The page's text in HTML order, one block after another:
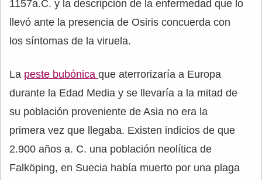
1157a.C. y la descripción de la enfermedad que lo
llevó ante la presencia de Osiris concuerda con
los síntomas de la viruela.
La peste bubónica que aterrorizaría a Europa
durante la Edad Media y se llevaría a la mitad de
su población proveniente de Asia no era la
primera vez que llegaba. Existen indicios de que
2.900 años a. C. una población neolítica de
Falköping, en Suecia había muerto por una plaga